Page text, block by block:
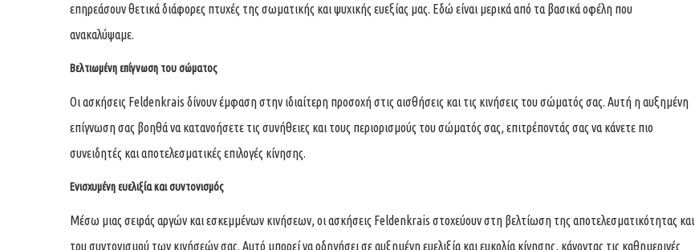
επηρεάσουν θετικά διάφορες πτυχές της σωματικής και ψυχικής ευεξίας μας. Εδώ είναι μερικά από τα βασικά οφέλη που
ανακαλύψαμε.
Βελτιωμένη επίγνωση του σώματος
Οι ασκήσεις Feldenkrais δίνουν έμφαση στην ιδιαίτερη προσοχή στις αισθήσεις και τις κινήσεις του σώματός σας. Αυτή η αυξημένη
επίγνωση σας βοηθά να κατανοήσετε τις συνήθειες και τους περιορισμούς του σώματός σας, επιτρέποντάς σας να κάνετε πιο
συνειδητές και αποτελεσματικές επιλογές κίνησης.
Ενισχυμένη ευελιξία και συντονισμός
Μέσω μιας σειράς αργών και εσκεμμένων κινήσεων, οι ασκήσεις Feldenkrais στοχεύουν στη βελτίωση της αποτελεσματικότητας και
του συντονισμού των κινήσεών σας. Αυτό μπορεί να οδηγήσει σε αυξημένη ευελιξία και ευκολία κίνησης, κάνοντας τις καθημερινές